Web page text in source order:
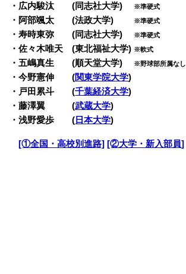
・広内駿汰 (同志社大学) ※準硬式
・阿部颯太 (法政大学) ※準硬式
・寿時東弥 (同志社大学) ※準硬式
・佐々木唯天 (東北福祉大学) ※軟式
・五嶋真生 (順天堂大学) ※野球部所属なし
・今野憲伸 (関東学院大学)
・戸田累斗 (千葉経済大学)
・藤澤翼 (武蔵大学)
・浅野愛歩 ( 日本大学)
[①全国・高校別進路] [②大学・新入部員]